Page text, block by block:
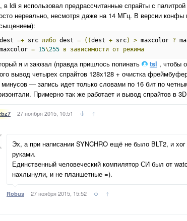
в ldi я использовал предрассчитанные спрайты с
нереально, несмотря даже на 14 МГц. В версии
dest =+ src либо dest = ((dest + src) > maxcolor ?
maxcolor = 15\255 в зависимости от режима
я и заюзал (правда пришлось попинать tsl , чтобы
вывод четырех спрайтов 128x128 + очистка
— запись идет только словами по 16 бит по
Примерно так же работает и вывод спрайтов в
27 ноября 2015, 10:51 ↑
Эх, а при написании SYNCHRO ещё не было BLT2, и
руками.
Единственный человеческий компилятор СИ был от
нахлынули, и не планшетные =).
Robus 27 ноября 2015, 15:52 ↑